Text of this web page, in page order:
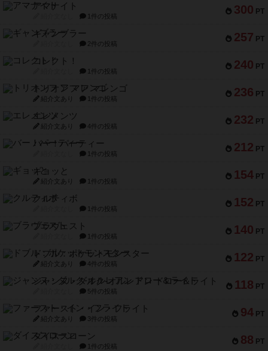
300 PT
アマナイト
1件の投稿
257 PT
ギャンブラー
2件の投稿
240 PT
コレクト！
1件の投稿
236 PT
トリオンフ ア マレンゴ
紹介文あり 1件の投稿
232 PT
エレメンツ
紹介文あり 4件の投稿
212 PT
バー！パーティー
1件の投稿
154 PT
ギョッと
紹介文あり 1件の投稿
152 PT
クルティボ
1件の投稿
140 PT
ブラヴェスト
1件の投稿
122 PT
ドブル：ポケットモンスター
紹介文あり 4件の投稿
118 PT
ジャンヌ・ダルク-オルレアン ドロー＆ライト
5件の投稿
94 PT
ファースト・イン・フライト
紹介文あり 3件の投稿
88 PT
ダイススローン
1件の投稿